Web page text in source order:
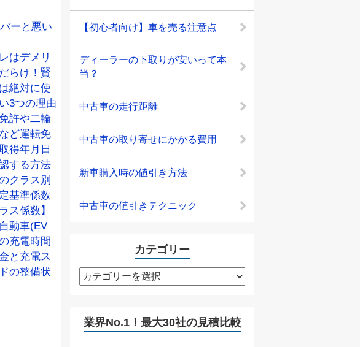
ーと悪い
はデメリ
らけ！賢
絶対に使
3つの理由
許や二輪
ど運転免
得年月日
する方法
クラス別
基準係数
ス係数】
動車(EV
充電時間
と充電ス
の整備状
【初心者向け】車を売る注意点
ディーラーの下取りが安いって本
当？
中古車の走行距離
中古車の取り寄せにかかる費用
新車購入時の値引き方法
中古車の値引きテクニック
カテゴリー
カ
テ
リ
ー
業界No.1！最大30社の見積比較